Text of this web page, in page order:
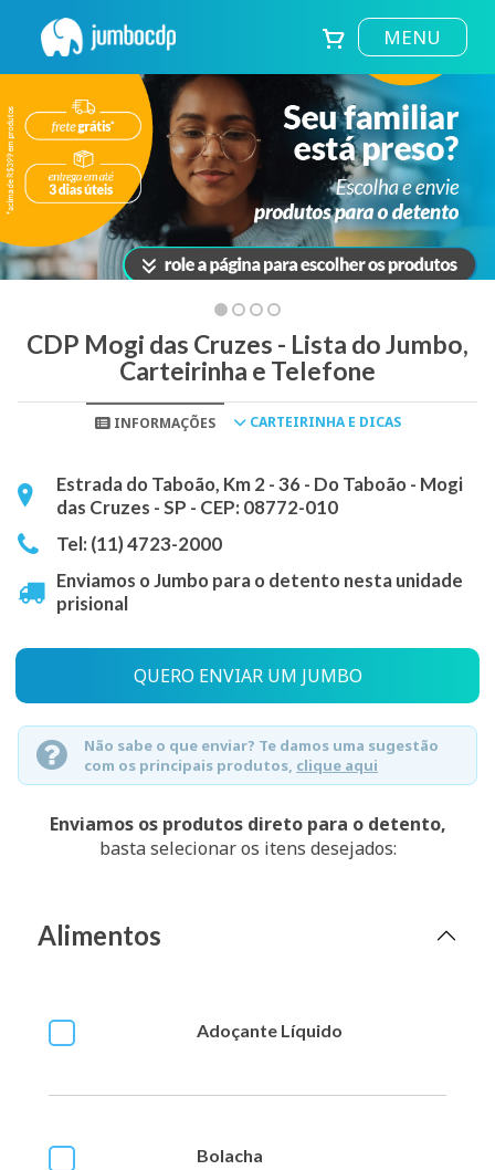
MENU
CDP Mogi das Cruzes - Lista do Jumbo,
Carteirinha e Telefone
INFORMAÇÕES CARTEIRINHA E DICAS
Estrada do Taboão, Km 2 - 36 - Do Taboão - Mogi
das Cruzes - SP - CEP: 08772-010
Tel: (11) 4723-2000
Enviamos o Jumbo para o detento nesta unidade
prisional
QUERO ENVIAR UM JUMBO
Não sabe o que enviar? Te damos uma sugestão
com os principais produtos, clique aqui
Enviamos os produtos direto para o detento,
basta selecionar os itens desejados:
Alimentos
Adoçante Líquido
Bolacha